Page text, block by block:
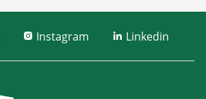
Instagram Linkedin